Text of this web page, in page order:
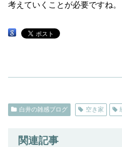
考えていくことが必要ですね。
白井の雑感ブログ 空き家
関連記事